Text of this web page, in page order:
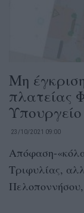
Μη
πλατείας
23/10/2021 09:00
Απόφαση-
Τριφυλίας,